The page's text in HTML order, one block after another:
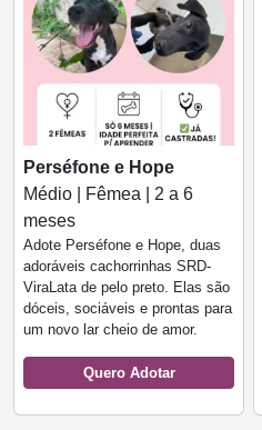
Perséfone e Hope
Médio | Fêmea | 2 a 6
meses
Adote Perséfone e Hope, duas
adoráveis cachorrinhas SRD-
ViraLata de pelo preto. Elas são
dóceis, sociáveis e prontas para
um novo lar cheio de amor.
Quero Adotar